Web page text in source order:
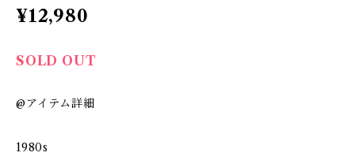
¥12,980
SOLD OUT
@アイテム詳細
1980s